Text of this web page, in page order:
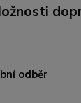
odběr